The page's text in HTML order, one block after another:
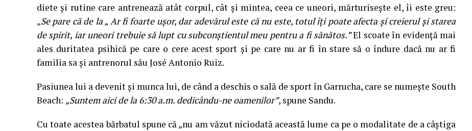
diete și rutine care antrenează atât corpul, cât și mintea, ceea ce uneori, mărturisește el, îi este greu:
„Se pare că de la „ Ar fi foarte ușor, dar adevărul este că nu este, totul îți poate afecta și creierul și starea
de spirit, iar uneori trebuie să lupt cu subconștientul meu pentru a fi sănătos.”El scoate în evidență mai
ales duritatea psihică pe care o cere acest sport și pe care nu ar fi în stare să o îndure dacă nu ar fi
familia sa și antrenorul său José Antonio Ruiz.
Pasiunea lui a devenit și munca lui, de când a deschis o sală de sport în Garrucha, care se numește South
Beach: „Suntem aici de la 6:30 a.m. dedicându-ne oamenilor”, spune Sandu.
Cu toate acestea bărbatul spune că „nu am văzut niciodată această lume ca pe o modalitate de a câștiga